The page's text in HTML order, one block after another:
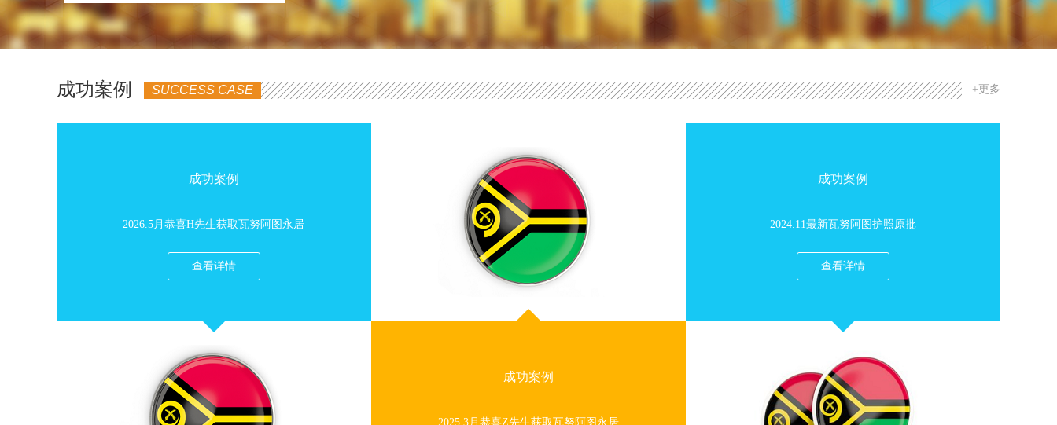
索从瀑布顶降落，十分刺激、新奇好玩。
图人感到惊奇，但瓦努阿图及其人民仍然保持着迷人的传统。对他们微笑，跟他们聊聊天，他们会尽一
切可能让你享受到最好的假期。上面是小编整理出来的瓦努阿图最值得大家去体验的5个活动。事实
上，瓦努阿图能提供给游客的惊喜远远不止这些。想拥有一段与众不同的旅程吗？来瓦努阿图吧！
美食的基本原料。到瓦努阿图旅游的住友千万不要错过这道美味。
种，尤其是这里的国际学校非常好，法语国际学校，直属法国教育部，一年学费不过三万人民币。国内
北京上海和香港，都有同样的学校，一个品牌，学费一年都是十万二十万人民币起。还有澳洲英语国际
学校，一年学费四万人民币吧，对比国内同等级别学校，真是良心价了。你家里有学龄小朋友，这里其
人也是非常不错的选择。子愿专业办理各国移民.用最少的价格给您最用心的服务，详情可登入子愿移
简介：瓦努阿图共和国陆地面积1.219万平
方公里，水域面积84.8万平方公里。大自然
对瓦努阿图的恩赐是丰厚的，不仅给了她丰
拉港是著名的旅游胜地，是游客最多最集中
通讯便捷，建有现代化的酒店及商场，都市
双层别墅，屋内设备齐全，市容十分整洁。
施：有游泳池和车库等配套设施。竣工时
待。别墅地点:瓦努阿图维拉港，看整个维
600平方米，六个卧室，三个卫浴，售价80
万美金谢谢您的关注！我们拥有瓦努阿图房
产、菲律宾房产、欧洲房产等项目期待您的
成功案例 SUCCESS CASE +更多
成功案例
2026.5月恭喜H先生获取瓦努阿图永居
查看详情
成功案例
2025.3月恭喜Z先生获取瓦努阿图永居
成功案例
2024.11最新瓦努阿图护照原批
查看详情